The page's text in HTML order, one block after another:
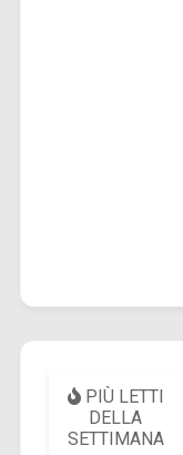
PIÙ LETTI
DELLA
SETTIMANA